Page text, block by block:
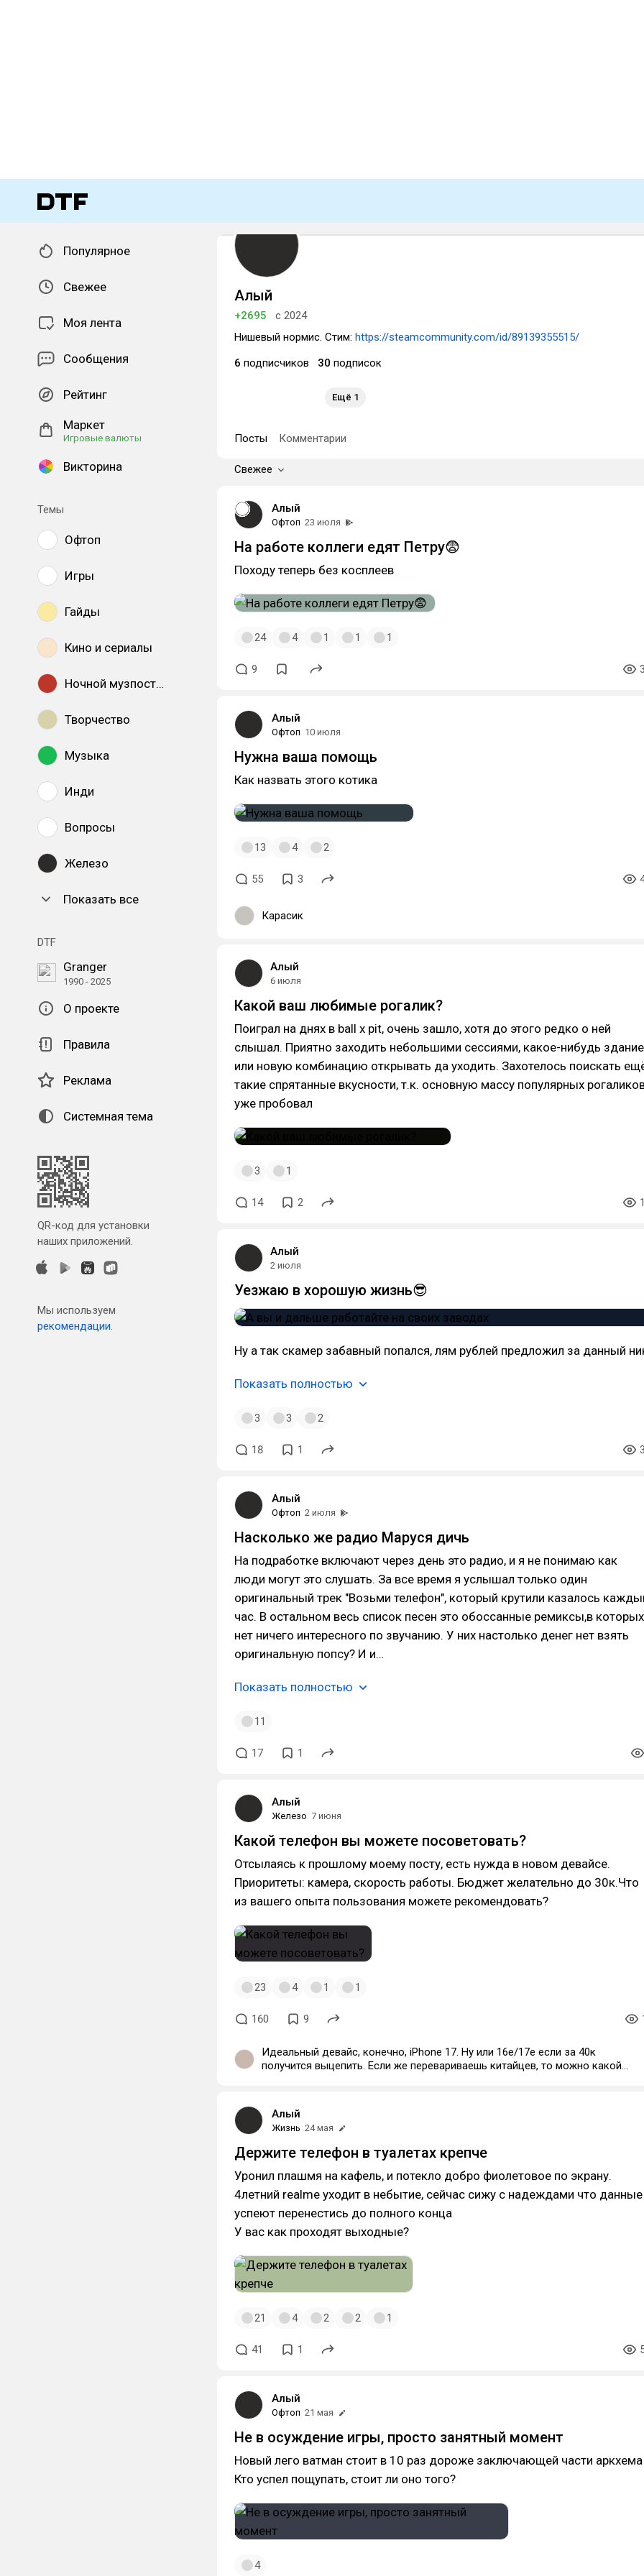
Популярное
Свежее
Моя лента
Сообщения
Рейтинг
Маркет
Игровые валюты
Викторина
Темы
Офтоп
Игры
Гайды
Кино и сериалы
Ночной музпостинг
Творчество
Музыка
Инди
Вопросы
Железо
Показать все
DTF
Granger
1990 - 2025
О проекте
Правила
Реклама
Системная тема
QR-код для установки
наших приложений.
Мы используем
рекомендации.
Алый
+2695
с 2024
Нишевый нормис. Стим: https://steamcommunity.com/id/89139355515/
6 подписчиков 30 подписок
Ещё 1
Посты Комментарии
Свежее
Алый
Офтоп 23 июля
На работе коллеги едят Петру😨
Походу теперь без косплеев
24 4 1 1 1
9
Алый
Офтоп 10 июля
Нужна ваша помощь
Как назвать этого котика
13 4 2
55 3
Карасик
Алый
6 июля
Какой ваш любимые рогалик?
Поиграл на днях в ball x pit, очень зашло, хотя до этого редко о ней
слышал. Приятно заходить небольшими сессиями, какое-нибудь здание
или новую комбинацию открывать да уходить. Захотелось поискать
такие спрятанные вкусности, т.к. основную массу популярных
уже пробовал
3 1
14 2
Алый
2 июля
Уезжаю в хорошую жизнь😎
Ну а так скамер забавный попался, лям рублей предложил за данный
Показать полностью
3 3 2
18 1
Алый
Офтоп 2 июля
Насколько же радио Маруся дичь
На подработке включают через день это радио, и я не понимаю как
люди могут это слушать. За все время я услышал только один
оригинальный трек "Возьми телефон", который крутили казалось
час. В остальном весь список песен это обоссанные ремиксы,в которых
нет ничего интересного по звучанию. У них настолько денег нет взять
оригинальную попсу? И и…
Показать полностью
11
17 1
Алый
Железо 7 июня
Какой телефон вы можете посоветовать?
Отсылаясь к прошлому моему посту, есть нужда в новом девайсе.
Приоритеты: камера, скорость работы. Бюджет желательно до 30к.Что
из вашего опыта пользования можете рекомендовать?
23 4 1 1
160 9
Идеальный девайс, конечно, iPhone 17. Ну или 16e/17e если за 40к
получится выцепить. Если же перевариваешь китайцев, то можно какой
которые на четверть дешевле.
Алый
Жизнь 24 мая
Держите телефон в туалетах крепче
Уронил плашмя на кафель, и потекло добро фиолетовое по экрану.
4летний realme уходит в небытие, сейчас сижу с надеждами что данные
успеют перенестись до полного конца
У вас как проходят выходные?
21 4 2 2 1
41 1
Алый
Офтоп 21 мая
Не в осуждение игры, просто занятный момент
Новый лего ватман стоит в 10 раз дороже заключающей части аркхема
Кто успел пощупать, стоит ли оно того?
4